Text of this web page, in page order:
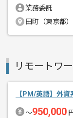
エージェントから
メント
業務委託
田町（東京都）
リモートワ
【PM/英語】外
〜950,000